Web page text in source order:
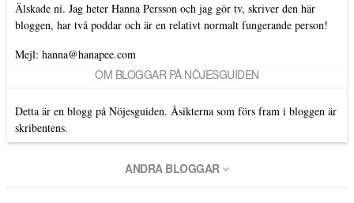
Älskade ni. Jag heter Hanna Persson och jag gör tv, skriver den här
bloggen, har två poddar och är en relativt normalt fungerande person!
Mejl: hanna@hanapee.com
OM BLOGGAR PÅ NÖJESGUIDEN
Detta är en blogg på Nöjesguiden. Åsikterna som förs fram i bloggen är
skribentens.
ANDRA BLOGGAR